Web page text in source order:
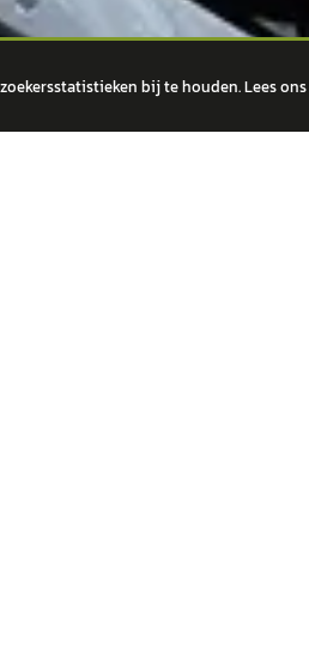
bij te houden. Lees ons